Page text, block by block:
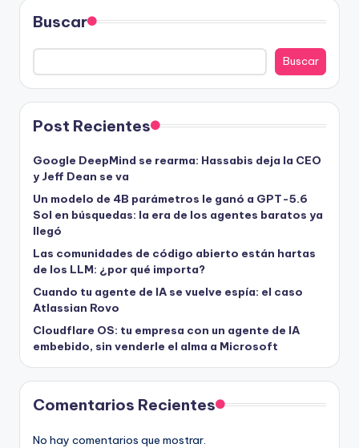
Buscar
Buscar
Post Recientes
Google DeepMind se rearma: Hassabis deja la CEO
y Jeff Dean se va
Un modelo de 4B parámetros le ganó a GPT-5.6
Sol en búsquedas: la era de los agentes baratos ya
llegó
Las comunidades de código abierto están hartas
de los LLM: ¿por qué importa?
Cuando tu agente de IA se vuelve espía: el caso
Atlassian Rovo
Cloudflare OS: tu empresa con un agente de IA
embebido, sin venderle el alma a Microsoft
Comentarios Recientes
No hay comentarios que mostrar.